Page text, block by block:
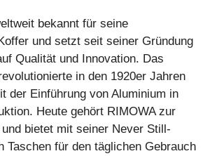
bekannt für seine
und setzt seit seiner Gründung
Qualität und Innovation. Das
in den 1920er Jahren
der Einführung von Aluminium in
Heute gehört RIMOWA zur
und bietet mit seiner Never Still-
Taschen für den täglichen Gebrauch